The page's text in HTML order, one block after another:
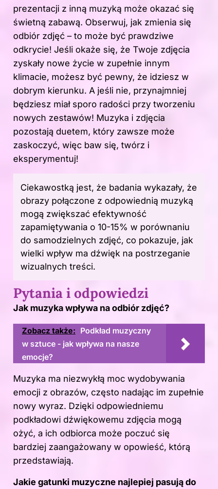
prezentacji z inną muzyką może okazać się
świetną zabawą. Obserwuj, jak zmienia się
odbiór zdjęć – to może być prawdziwe
odkrycie! Jeśli okaże się, że Twoje zdjęcia
zyskały nowe życie w zupełnie innym
klimacie, możesz być pewny, że idziesz w
dobrym kierunku. A jeśli nie, przynajmniej
będziesz miał sporo radości przy tworzeniu
nowych zestawów! Muzyka i zdjęcia
pozostają duetem, który zawsze może
zaskoczyć, więc baw się, twórz i
eksperymentuj!
Ciekawostką jest, że badania wykazały, że
obrazy połączone z odpowiednią muzyką
mogą zwiększać efektywność
zapamiętywania o 10-15% w porównaniu
do samodzielnych zdjęć, co pokazuje, jak
wielki wpływ ma dźwięk na postrzeganie
wizualnych treści.
Pytania i odpowiedzi
Jak muzyka wpływa na odbiór zdjęć?
Zobacz także: Podkład muzyczny
w sztuce - jak wpływa na nasze
emocje?
Muzyka ma niezwykłą moc wydobywania
emocji z obrazów, często nadając im zupełnie
nowy wyraz. Dzięki odpowiedniemu
podkładowi dźwiękowemu zdjęcia mogą
ożyć, a ich odbiorca może poczuć się
bardziej zaangażowany w opowieść, którą
przedstawiają.
Jakie gatunki muzyczne najlepiej pasują do